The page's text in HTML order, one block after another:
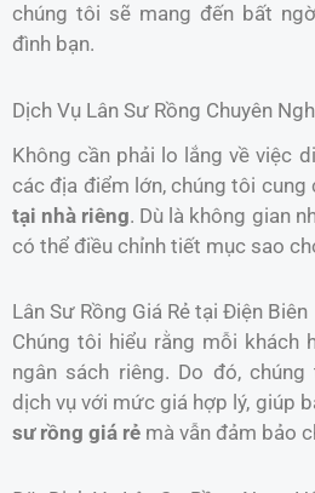
chúng tôi sẽ mang đến bất
đình bạn.
Dịch Vụ Lân Sư Rồng Chuyên
Không cần phải lo lắng về việc
các địa điểm lớn, chúng tôi cung
tại nhà riêng. Dù là không gian
có thể điều chỉnh tiết mục sao
Lân Sư Rồng Giá Rẻ tại Điện Biên
Chúng tôi hiểu rằng mỗi khách
ngân sách riêng. Do đó,
dịch vụ với mức giá hợp lý, giúp
sư rồng giá rẻ mà vẫn đảm bảo